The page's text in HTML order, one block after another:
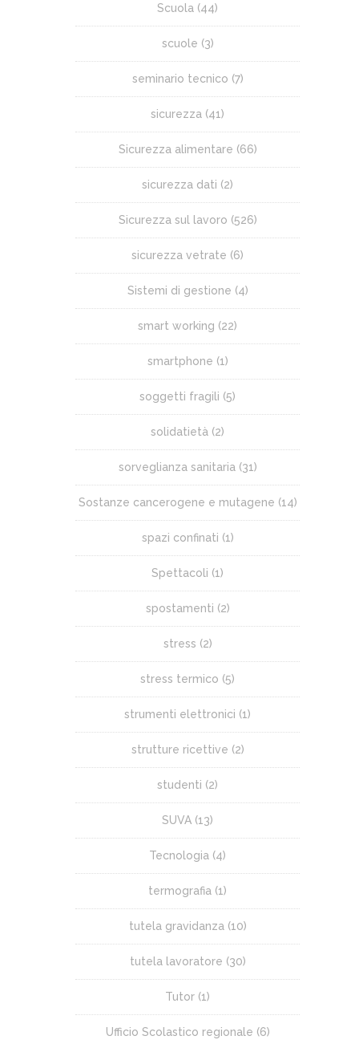
Scuola (44)
scuole (3)
seminario tecnico (7)
sicurezza (41)
Sicurezza alimentare (66)
sicurezza dati (2)
Sicurezza sul lavoro (526)
sicurezza vetrate (6)
Sistemi di gestione (4)
smart working (22)
smartphone (1)
soggetti fragili (5)
solidatietà (2)
sorveglianza sanitaria (31)
Sostanze cancerogene e mutagene (14)
spazi confinati (1)
Spettacoli (1)
spostamenti (2)
stress (2)
stress termico (5)
strumenti elettronici (1)
strutture ricettive (2)
studenti (2)
SUVA (13)
Tecnologia (4)
termografia (1)
tutela gravidanza (10)
tutela lavoratore (30)
Tutor (1)
Ufficio Scolastico regionale (6)